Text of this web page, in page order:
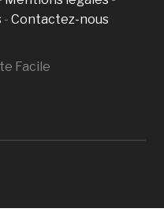
- Contactez-nous
Facile